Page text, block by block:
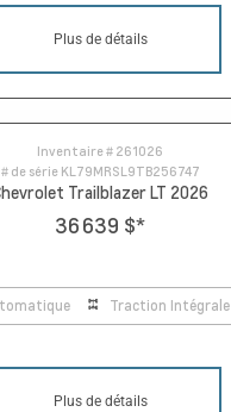
Plus de détails
Inventaire # 261026
# de série KL79MRSL9TB256747
Trailblazer LT 2026
36 639 $*
Traction Intégrale
Plus de détails